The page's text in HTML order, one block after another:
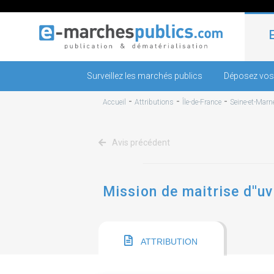
Surveillez les marchés publics Déposez
Accueil - Attributions - Île-de-France - Seine-et-
Avis précédent
Mission de maitrise
ATTRIBUTION